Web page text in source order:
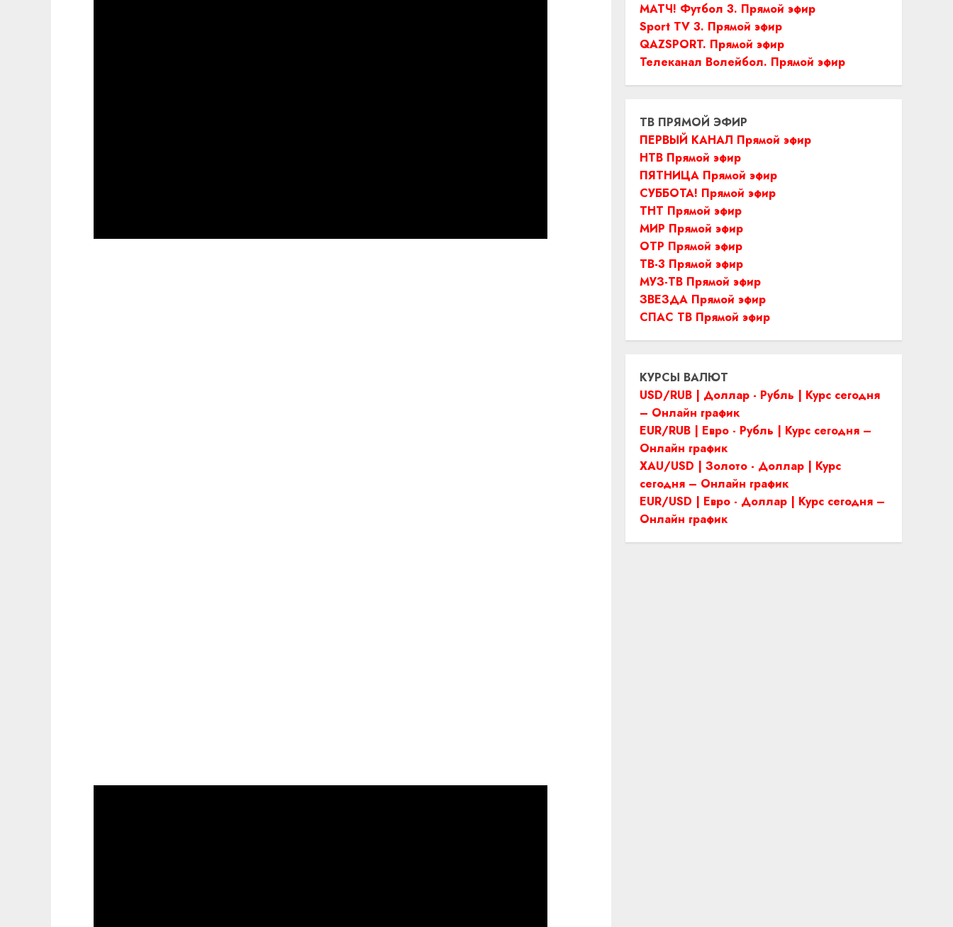
МАТЧ! Футбол 3. Прямой эфир
Sport TV 3. Прямой эфир
QAZSPORT. Прямой эфир
Телеканал Волейбол. Прямой эфир
ТВ ПРЯМОЙ ЭФИР
ПЕРВЫЙ КАНАЛ Прямой эфир
НТВ Прямой эфир
ПЯТНИЦА Прямой эфир
СУББОТА! Прямой эфир
ТНТ Прямой эфир
МИР Прямой эфир
ОТР Прямой эфир
ТВ-3 Прямой эфир
МУЗ-ТВ Прямой эфир
ЗВЕЗДА Прямой эфир
СПАС ТВ Прямой эфир
КУРСЫ ВАЛЮТ
USD/RUB | Доллар - Рубль | Курс сегодня
– Онлайн график
EUR/RUB | Евро - Рубль | Курс сегодня –
Онлайн график
XAU/USD | Золото - Доллар | Курс
сегодня – Онлайн график
EUR/USD | Евро - Доллар | Курс сегодня –
Онлайн график